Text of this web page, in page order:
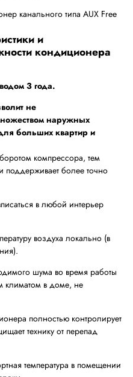
и
кондиционера
3 года.
не
наружных
больших квартир и
компрессора, тем
поддерживает более точно
в любой интерьер
воздуха локально (в
шума во время работы
климатом в доме, не
полностью контролирует
технику от перепад
температура в помещении